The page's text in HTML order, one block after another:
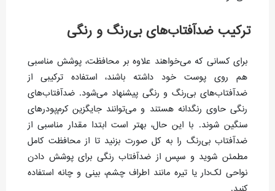
ترکیب ضدآفتاب‌های بی‌رنگ و رنگی
برای کسانی که می‌خواهند علاوه بر محافظت، پوشش مناسبی
هم روی پوست خود داشته باشند، استفاده ترکیبی از
ضدآفتاب‌های بی‌رنگ و رنگی پیشنهاد می‌شود. ضدآفتاب‌های
رنگی حاوی رنگدانه هستند و می‌توانند جایگزین کرم‌پودرهای
سنگین شوند. با این حال، بهتر است ابتدا مقدار مناسبی از
ضدآفتاب بی‌رنگ را به کل صورت بزنید تا از محافظت کامل
مطمئن شوید و سپس از ضدآفتاب رنگی برای پوشش دادن
نواحی لک‌دار یا تیره مانند اطراف چشم، بینی و چانه استفاده